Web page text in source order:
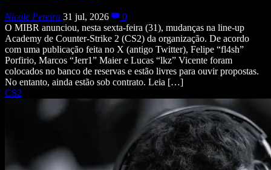
Nicole Pereira 31 jul, 2026
0
O MIBR anunciou, nesta sexta-feira (31), mudanças na line-up
Academy de Counter-Strike 2 (CS2) da organização. De acordo
com uma publicação feita no X (antigo Twitter), Felipe “fl4sh”
Porfirio, Marcos “Jerr1” Maier e Lucas “lkz” Vicente foram
colocados no banco de reservas e estão livres para ouvir propostas.
No entanto, ainda estão sob contrato. Leia […]
CS2